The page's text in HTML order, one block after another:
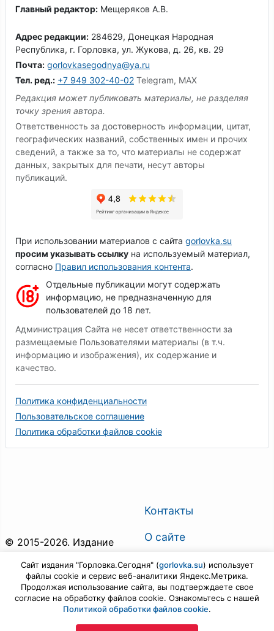
Главный редактор: Мещеряков А.В.
Адрес редакции: 284629, Донецкая Народная
Республика, г. Горловка, ул. Жукова, д. 26, кв. 29
Почта: gorlovkasegodnya@ya.ru
Тел. ред.: +7 949 302-40-02 Telegram, MAX
Редакция может публиковать материалы, не разделяя
точку зрения автора.
Ответственность за достоверность информации, цитат,
географических названий, собственных имен и прочих
сведений, а также за то, что материалы не содержат
данных, закрытых для печати, несут авторы
публикаций.
При использовании материалов с сайта gorlovka.su
просим указывать ссылку на используемый материал,
согласно Правил использования контента.
Отдельные публикации могут содержать
информацию, не предназначенную для
пользователей до 18 лет.
Администрация Сайта не несет ответственности за
размещаемые Пользователями материалы (в т.ч.
информацию и изображения), их содержание и
качество.
Политика конфиденциальности
Пользовательское соглашение
Политика обработки файлов cookie
© 2015-2026. Издание
права защищены.
Поиск по сайту
Контакты
О сайте
О газете
Предложить новость
Войти
Сайт издания "Горловка.Сегодня" (gorlovka.su) использует
файлы cookie и сервис веб-аналитики Яндекс.Метрика.
Продолжая использование сайта, вы подтверждаете свое
согласие на обработку файлов cookie. Ознакомьтесь с нашей
Политикой обработки файлов cookie.